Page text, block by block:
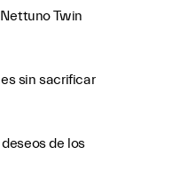
Twin
sin sacrificar
de los